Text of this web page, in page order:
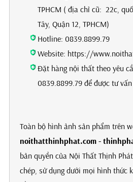
TPHCM ( địa chỉ cũ: 22c,
Tây, Quận 12, TPHCM)
Hotline: 0839.8899.79
Website: https://
Đặt hàng nội thất theo yêu
0839.8899.79 để được tư vấn
Toàn bộ hình ảnh sản phẩm trên
noithatthinhphat.com -
bản quyền của Nội Thất Thịnh
chép, sử dụng dưới mọi hình thức